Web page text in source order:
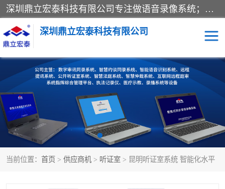
深圳鼎立宏泰科技有限公司专注做语音录像系统；主要服务有：约谈室同步录音录像系统、设计数字询问同步录音录像、数字约谈室同步录音录像、公开听证室、智慧庭审、智能语音识别转写、远程提讯（提审）、记录仪、远程指挥综合管理平台、录播系统等
深圳鼎立宏泰科技有限公司
当前位置： 首页 > 供应商机 > 听证室 > 昆明听证室系统 智能化水平
同步录音录像设备 便携式审讯设备
数字法庭 听证室
远程提讯 语音识别